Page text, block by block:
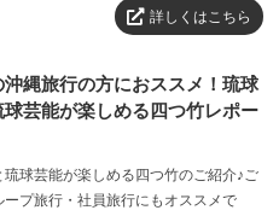
詳しくはこちら
沖縄旅行の方におススメ！琉球
球芸能が楽しめる四つ竹レポー
琉球芸能が楽しめる四つ竹のご紹介♪ご
ープ旅行・社員旅行にもオススメで